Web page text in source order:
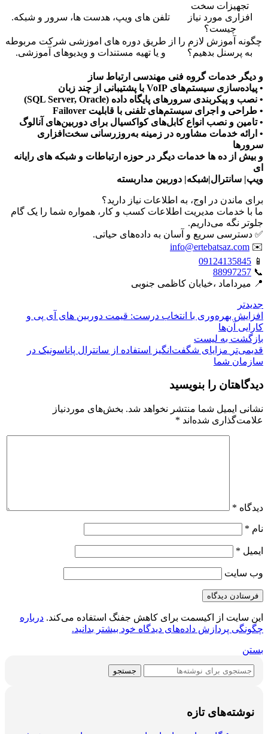
تجهیزات سخت
افزاری مورد نیاز
چیست؟
تلفن های ویپ، هدست ها، سرور و شبکه.
چگونه آموزش لازم را
به پرسنل بدهیم؟
از طریق دوره های اموزشی شرکت مربوطه
و یا تهیه مستندات و ویدیوهای آموزشی.
و دیگر خدمات گروه فنی مهندسی ارتباط ساز
• پیاده‌سازی سیستم‌های VoIP با پشتیبانی از چند زبان
• نصب و پیکربندی سرورهای پایگاه داده (SQL Server, Oracle)
• طراحی و اجرای سیستم‌های تلفنی با قابلیت Failover
• تامین و نصب انواع کابل‌های کواکسیال برای دوربین‌های آنالوگ
• ارائه خدمات مشاوره در زمینه به‌روزرسانی سخت‌افزاری
سرورها
و بیش از ده ها خدمات دیگر در حوزه ارتباطات و شبکه های رایانه
ای
ویپ| سانترال|شبکه| دوربین مداربسته
برای ماندن در اوج، به اطلاعات نیاز دارید؟
ما با خدمات مدیریت اطلاعات کسب و کار، همواره شما را یک گام
جلوتر نگه می‌داریم.
✅ دسترسی سریع و آسان به داده‌های حیاتی.
✉️
info@ertebatsaz.com
📱
09124135845
📞
88997257
📍 میرداماد ،خیابان کاظمی جنوبی
جدیدتر
افزایش بهره‌وری با انتخاب درست: قیمت دوربین های آی پی و
کارایی آن‌ها
بازگشت بە لیست
قدیمی‌تر مزایای شگفت‌انگیز استفاده از سانترال پاناسونیک در
سازمان شما
دیدگاهتان را بنویسید
نشانی ایمیل شما منتشر نخواهد شد. بخش‌های موردنیاز
علامت‌گذاری شده‌اند *
دیدگاه *
نام *
ایمیل *
وب‌ سایت
این سایت از اکیسمت برای کاهش جفنگ استفاده می‌کند. درباره
چگونگی پردازش داده‌های دیدگاه خود بیشتر بدانید.
بستن
جستجو
نوشته‌های تازه